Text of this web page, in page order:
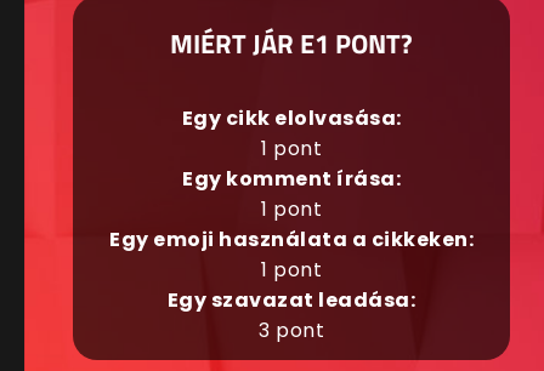
MIÉRT JÁR E1 PONT?
Egy cikk elolvasása:
1 pont
Egy komment írása:
1 pont
Egy emoji használata a cikkeken:
1 pont
Egy szavazat leadása:
3 pont